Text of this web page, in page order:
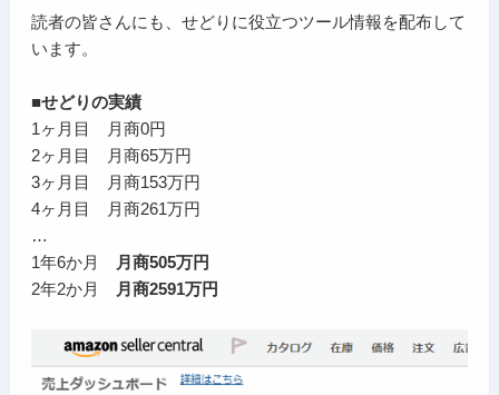
読者の皆さんにも、せどりに役立つツール情報を配布して
います。
■せどりの実績
1ヶ月目 月商0円
2ヶ月目 月商65万円
3ヶ月目 月商153万円
4ヶ月目 月商261万円
…
1年6か月
月商505万円
2年2か月
月商2591万円